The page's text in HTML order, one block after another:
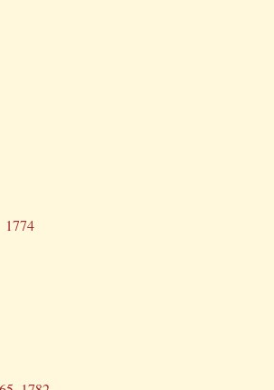
1774